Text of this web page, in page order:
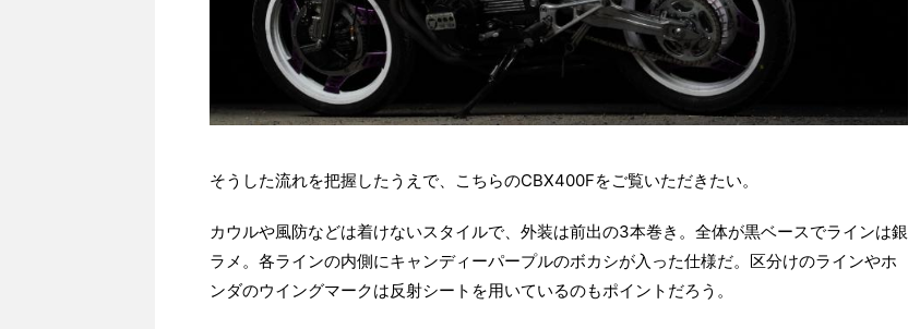
そうした流れを把握したうえで、こちらのCBX400Fをご覧いただきたい。
カウルや風防などは着けないスタイルで、外装は前出の3本巻き。全体が黒ベースでラインは銀
ラメ。各ラインの内側にキャンディーパープルのボカシが入った仕様だ。区分けのラインやホ
ンダのウイングマークは反射シートを用いているのもポイントだろう。